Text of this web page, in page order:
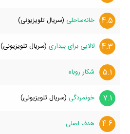
4.5 خانه‌ساحلی (سریال تلویزیونی)
4.3 لالایی برای بیداری (سریال تلویزیونی)
5.1 شکار روباه
7.1 خونمردگی (سریال تلویزیونی)
4.6 هدف اصلی